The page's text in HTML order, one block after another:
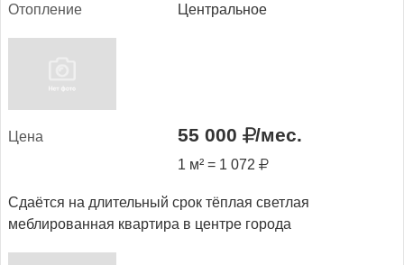
Отоп­ле­ние Центральное
Це­на 55 000 /мес.
1 м² = 1 072
Сдаётся на длительный срок тёплая светлая
меблированная квартира в центре города